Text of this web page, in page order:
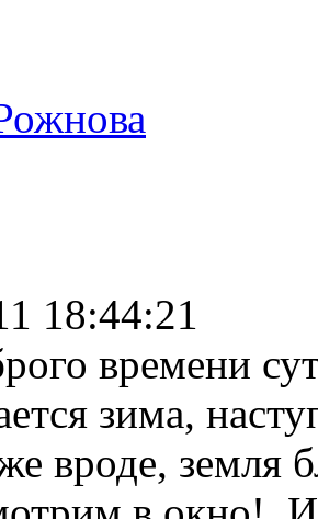
18:44:21
времени
зима,
вроде, земля